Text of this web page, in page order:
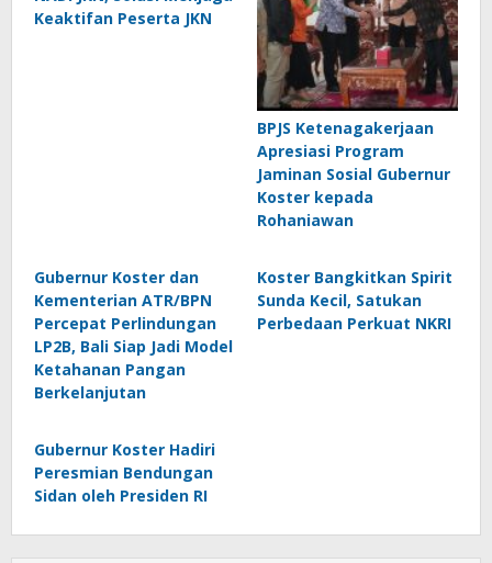
Keaktifan Peserta JKN
BPJS Ketenagakerjaan
Apresiasi Program
Jaminan Sosial Gubernur
Koster kepada
Rohaniawan
Gubernur Koster dan
Kementerian ATR/BPN
Percepat Perlindungan
LP2B, Bali Siap Jadi Model
Ketahanan Pangan
Berkelanjutan
Koster Bangkitkan Spirit
Sunda Kecil, Satukan
Perbedaan Perkuat NKRI
Gubernur Koster Hadiri
Peresmian Bendungan
Sidan oleh Presiden RI